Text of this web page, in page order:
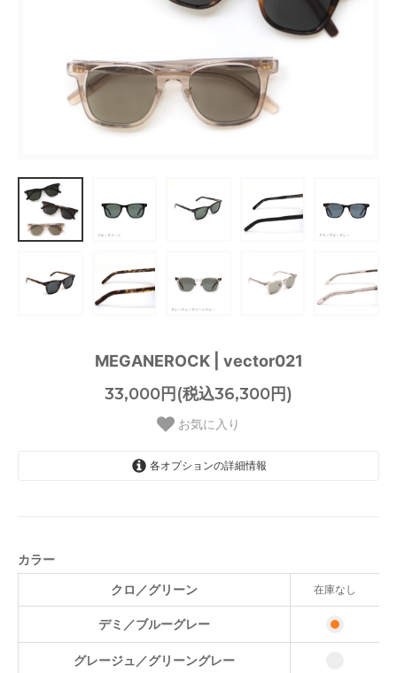
MEGANEROCK | vector021
33,000円(税込36,300円)
お気に入り
各オプションの詳細情報
カラー
クロ／グリーン
在庫なし
デミ／ブルーグレー
グレージュ／グリーングレー